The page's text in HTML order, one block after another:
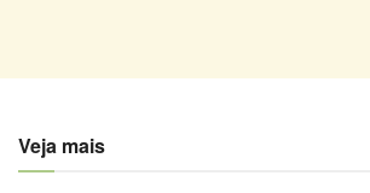
Veja mais